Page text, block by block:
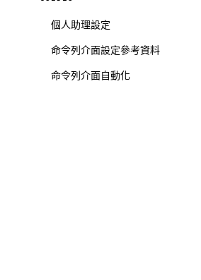
個人助理設定
命令列介面設定參考資料
命令列介面自動化